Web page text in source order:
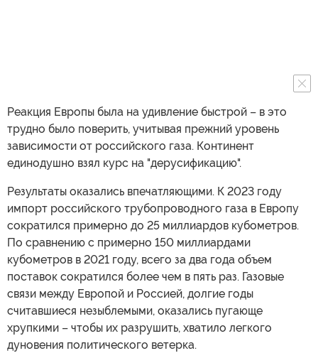
Реакция Европы была на удивление быстрой – в это
трудно было поверить, учитывая прежний уровень
зависимости от российского газа. Континент
единодушно взял курс на "дерусификацию".
Результаты оказались впечатляющими. К 2023 году
импорт российского трубопроводного газа в Европу
сократился примерно до 25 миллиардов кубометров.
По сравнению с примерно 150 миллиардами
кубометров в 2021 году, всего за два года объем
поставок сократился более чем в пять раз. Газовые
связи между Европой и Россией, долгие годы
считавшиеся незыблемыми, оказались пугающе
хрупкими – чтобы их разрушить, хватило легкого
дуновения политического ветерка.